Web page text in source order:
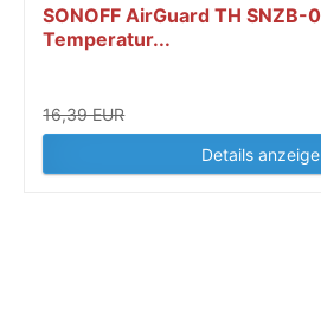
SONOFF AirGuard TH SNZB-
Temperatur...
16,39 EUR
Details